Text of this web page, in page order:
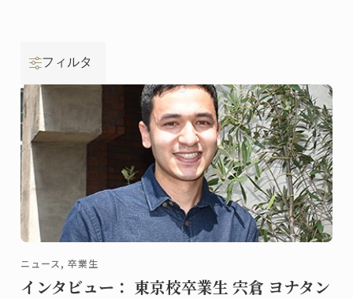
フィルタ
ニュース, 卒業生
インタビュー： 東京校卒業生 宍倉 ヨナタン